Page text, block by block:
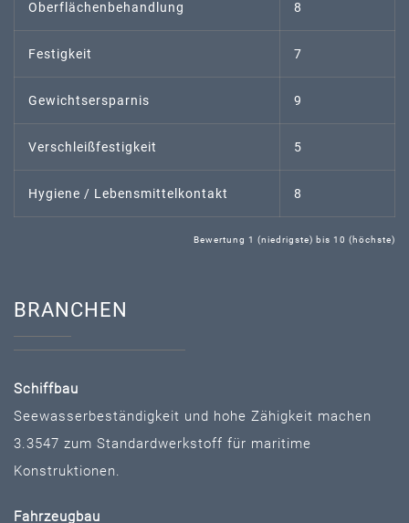
Oberflächenbehandlung 8
Festigkeit 7
Gewichtsersparnis 9
Verschleißfestigkeit 5
Hygiene / Lebensmittelkontakt 8
Bewertung 1 (niedrigste) bis 10 (höchste)
BRANCHEN
Schiffbau
Seewasserbeständigkeit und hohe Zähigkeit machen
3.3547 zum Standardwerkstoff für maritime
Konstruktionen.
Fahrzeugbau